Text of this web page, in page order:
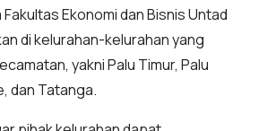
Ekonomi dan Bisnis Untad
di kelurahan-kelurahan yang
yakni Palu Timur, Palu
dan Tatanga.